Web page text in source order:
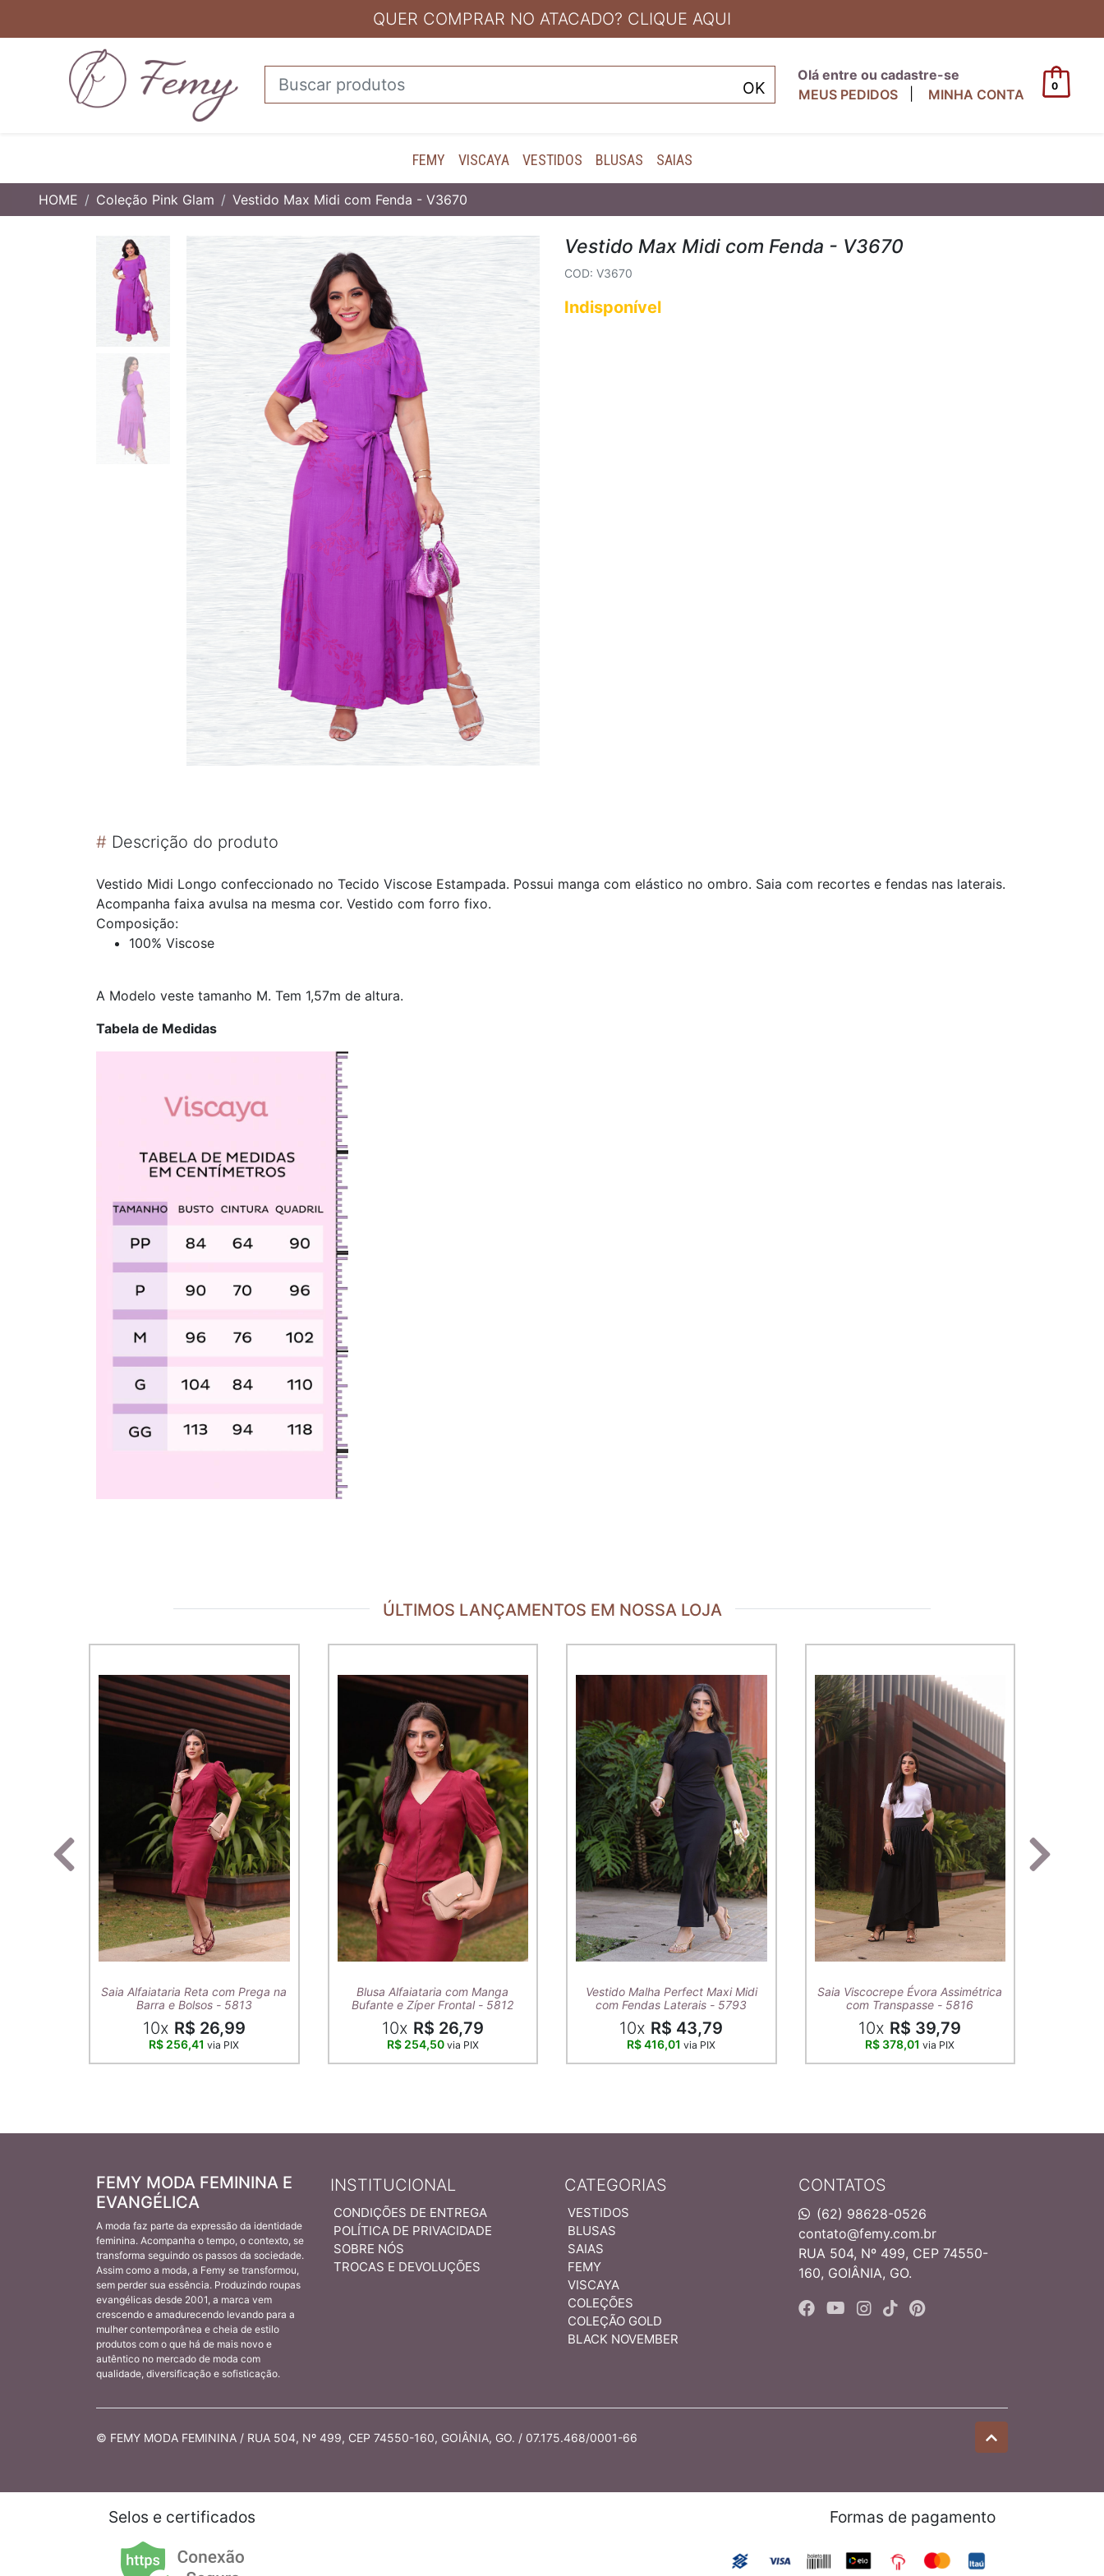
QUER COMPRAR NO ATACADO? CLIQUE AQUI
Olá entre ou cadastre-se
MEUS PEDIDOS
MINHA CONTA
0
FEMY VISCAYA VESTIDOS BLUSAS SAIAS
HOME Coleção Pink Glam Vestido Max Midi com Fenda - V3670
Vestido Max Midi com Fenda - V3670
COD: V3670
Indisponível
# Descrição do produto
Vestido Midi Longo confeccionado no Tecido Viscose Estampada. Possui manga com elástico no ombro. Saia com recortes e fendas nas laterais.
Acompanha faixa avulsa na mesma cor. Vestido com forro fixo.
Composição:
100% Viscose
A Modelo veste tamanho M. Tem 1,57m de altura.
Tabela de Medidas
ÚLTIMOS LANÇAMENTOS EM NOSSA LOJA
Saia Alfaiataria Reta com Prega na
Barra e Bolsos - 5813
10x R$ 26,99
R$ 256,41via PIX
Blusa Alfaiataria com Manga
Bufante e Zíper Frontal - 5812
10x R$ 26,79
R$ 254,50 via PIX
Vestido Malha Perfect Maxi Midi
com Fendas Laterais - 5793
10x R$ 43,79
R$ 416,01via PIX
Saia Viscocrepe Évora Assimétrica
com Transpasse - 5816
10x R$ 39,79
R$ 378,01via PIX
CONTATOS
(62) 98628-0526
contato@femy.com.br
RUA 504, Nº 499, CEP 74550-
160, GOIÂNIA, GO.
INSTITUCIONAL
CONDIÇÕES DE ENTREGA
POLÍTICA DE PRIVACIDADE
SOBRE NÓS
TROCAS E DEVOLUÇÕES
CATEGORIAS
VESTIDOS
BLUSAS
SAIAS
FEMY
VISCAYA
COLEÇÕES
COLEÇÃO GOLD
BLACK NOVEMBER
FEMY MODA FEMININA E
EVANGÉLICA
A moda faz parte da expressão da identidade
feminina. Acompanha o tempo, o contexto, se
transforma seguindo os passos da sociedade.
Assim como a moda, a Femy se transformou,
sem perder sua essência. Produzindo roupas
evangélicas desde 2001, a marca vem
crescendo e amadurecendo levando para a
mulher contemporânea e cheia de estilo
produtos com o que há de mais novo e
autêntico no mercado de moda com
qualidade, diversificação e sofisticação.
© FEMY MODA FEMININA / RUA 504, Nº 499, CEP 74550-160, GOIÂNIA, GO. / 07.175.468/0001-66
Selos e certificados Formas de pagamento